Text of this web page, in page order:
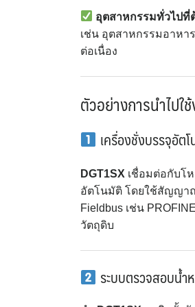
อุตสาหกรรมทั่วไปที่
เช่น อุตสาหกรรมอาหา
ต่อเนื่อง
ตัวอย่างการนำไปใ
เครื่องชั่งบรรจุอั
DGT1SX เชื่อมต่อกับโ
อัตโนมัติ โดยใช้สัญญา
Fieldbus เช่น
วัตถุดิบ
ระบบตรวจสอบน้